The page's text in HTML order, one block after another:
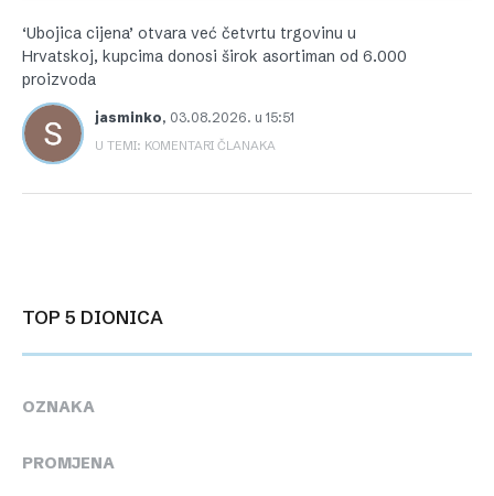
‘Ubojica cijena’ otvara već četvrtu trgovinu u
Hrvatskoj, kupcima donosi širok asortiman od 6.000
proizvoda
jasminko, 03.08.2026. u 15:51
U TEMI: KOMENTARI ČLANAKA
TOP 5 DIONICA
OZNAKA
PROMJENA